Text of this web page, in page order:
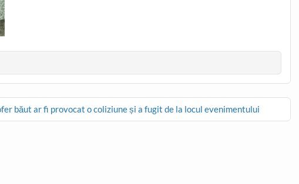
băut ar fi provocat o coliziune și a fugit de la locul evenimentului